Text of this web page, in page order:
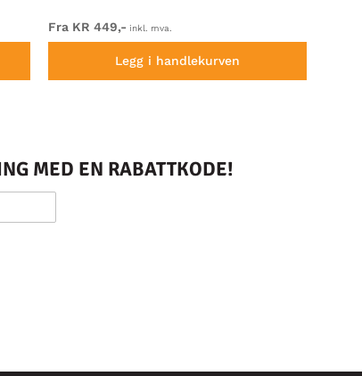
Fra KR 449,- inkl. mva.
Legg i handlekurven
MED EN RABATTKODE!